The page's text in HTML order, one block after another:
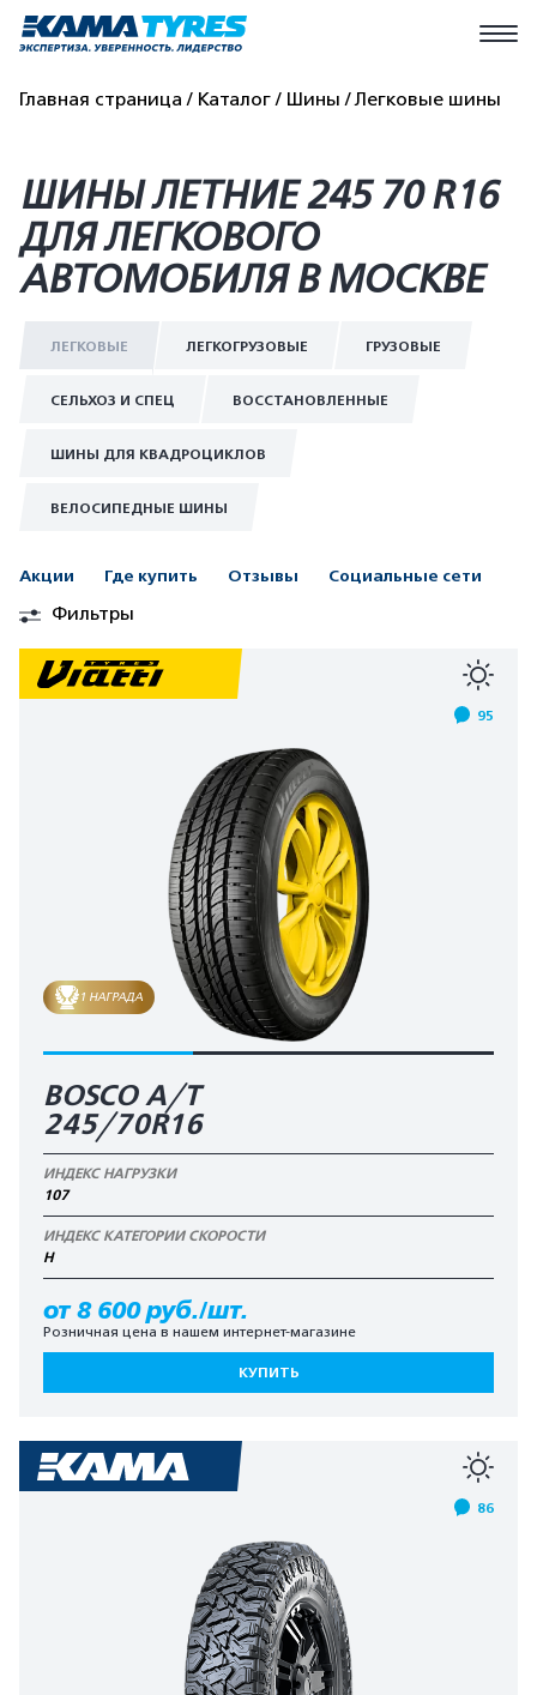
Главная страница Каталог Шины Легковые шины
ШИНЫ ЛЕТНИЕ 245 70 R16
ДЛЯ ЛЕГКОВОГО
АВТОМОБИЛЯ В МОСКВЕ
ЛЕГКОВЫЕ ЛЕГКОГРУЗОВЫЕ ГРУЗОВЫЕ
СЕЛЬХОЗ И СПЕЦ ВОССТАНОВЛЕННЫЕ
ШИНЫ ДЛЯ КВАДРОЦИКЛОВ
ВЕЛОСИПЕДНЫЕ ШИНЫ
Акции Где купить Отзывы Социальные сети
Фильтры
95
1 НАГРАДА
BOSCO A/T
245/70R16
ИНДЕКС НАГРУЗКИ
107
ИНДЕКС КАТЕГОРИИ СКОРОСТИ
H
от 8 600 руб./шт.
Розничная цена в нашем интернет-магазине
КУПИТЬ
86